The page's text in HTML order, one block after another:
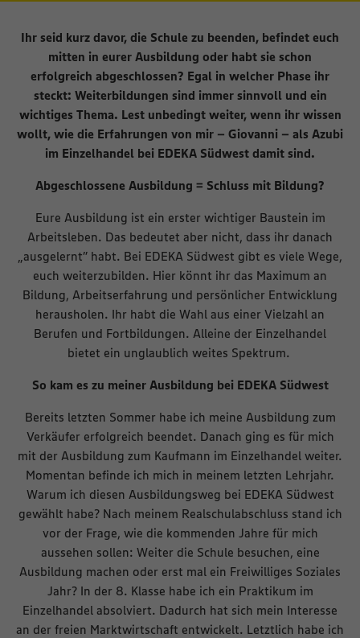
Ihr seid kurz davor, die Schule zu beenden, befindet euch
mitten in eurer Ausbildung oder habt sie schon
erfolgreich abgeschlossen? Egal in welcher Phase ihr
steckt: Weiterbildungen sind immer sinnvoll und ein
wichtiges Thema. Lest unbedingt weiter, wenn ihr wissen
wollt, wie die Erfahrungen von mir – Giovanni – als Azubi
im Einzelhandel bei EDEKA Südwest damit sind.
Abgeschlossene Ausbildung = Schluss mit Bildung?
Eure Ausbildung ist ein erster wichtiger Baustein im
Arbeitsleben. Das bedeutet aber nicht, dass ihr danach
„ausgelernt” habt. Bei EDEKA Südwest gibt es viele Wege,
euch weiterzubilden. Hier könnt ihr das Maximum an
Bildung, Arbeitserfahrung und persönlicher Entwicklung
herausholen. Ihr habt die Wahl aus einer Vielzahl an
Berufen und Fortbildungen. Alleine der Einzelhandel
bietet ein unglaublich weites Spektrum.
So kam es zu meiner Ausbildung bei EDEKA Südwest
Bereits letzten Sommer habe ich meine Ausbildung zum
Verkäufer erfolgreich beendet. Danach ging es für mich
mit der Ausbildung zum Kaufmann im Einzelhandel weiter.
Momentan befinde ich mich in meinem letzten Lehrjahr.
Warum ich diesen Ausbildungsweg bei EDEKA Südwest
gewählt habe? Nach meinem Realschulabschluss stand ich
vor der Frage, wie die kommenden Jahre für mich
aussehen sollen: Weiter die Schule besuchen, eine
Ausbildung machen oder erst mal ein Freiwilliges Soziales
Jahr? In der 8. Klasse habe ich ein Praktikum im
Einzelhandel absolviert. Dadurch hat sich mein Interesse
an der freien Marktwirtschaft entwickelt. Letztlich habe ich